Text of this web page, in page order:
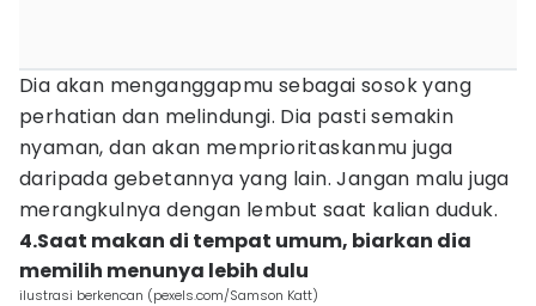
Dia akan menganggapmu sebagai sosok yang
perhatian dan melindungi. Dia pasti semakin
nyaman, dan akan memprioritaskanmu juga
daripada gebetannya yang lain. Jangan malu juga
merangkulnya dengan lembut saat kalian duduk.
4.Saat makan di tempat umum, biarkan dia
memilih menunya lebih dulu
ilustrasi berkencan (pexels.com/Samson Katt)